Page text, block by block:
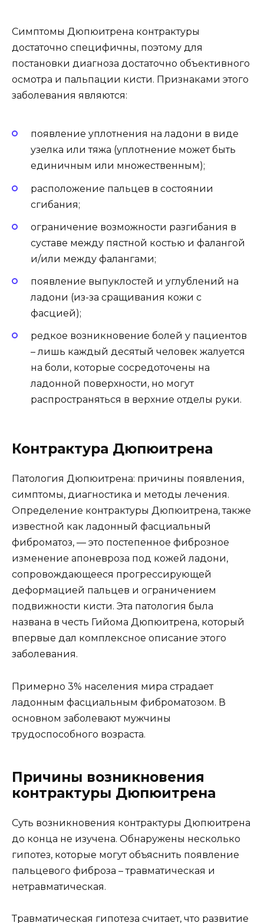
Симптомы Дюпюитрена контрактуры
достаточно специфичны, поэтому для
постановки диагноза достаточно объективного
осмотра и пальпации кисти. Признаками этого
заболевания являются:
появление уплотнения на ладони в виде
узелка или тяжа (уплотнение может быть
единичным или множественным);
расположение пальцев в состоянии
сгибания;
ограничение возможности разгибания в
суставе между пястной костью и фалангой
и/или между фалангами;
появление выпуклостей и углублений на
ладони (из-за сращивания кожи с
фасцией);
редкое возникновение болей у пациентов
– лишь каждый десятый человек жалуется
на боли, которые сосредоточены на
ладонной поверхности, но могут
распространяться в верхние отделы руки.
Контрактура Дюпюитрена
Патология Дюпюитрена: причины появления,
симптомы, диагностика и методы лечения.
Определение контрактуры Дюпюитрена, также
известной как ладонный фасциальный
фиброматоз, — это постепенное фиброзное
изменение апоневроза под кожей ладони,
сопровождающееся прогрессирующей
деформацией пальцев и ограничением
подвижности кисти. Эта патология была
названа в честь Гийома Дюпюитрена, который
впервые дал комплексное описание этого
заболевания.
Примерно 3% населения мира страдает
ладонным фасциальным фиброматозом. В
основном заболевают мужчины
трудоспособного возраста.
Причины возникновения
контрактуры Дюпюитрена
Суть возникновения контрактуры Дюпюитрена
до конца не изучена. Обнаружены несколько
гипотез, которые могут объяснить появление
пальцевого фиброза – травматическая и
нетравматическая.
Травматическая гипотеза считает, что развитие